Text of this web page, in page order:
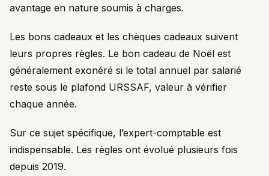
avantage en nature soumis à charges.
Les bons cadeaux et les chèques cadeaux suivent
leurs propres règles. Le bon cadeau de Noël est
généralement exonéré si le total annuel par salarié
reste sous le plafond URSSAF, valeur à vérifier
chaque année.
Sur ce sujet spécifique, l’expert-comptable est
indispensable. Les règles ont évolué plusieurs fois
depuis 2019.